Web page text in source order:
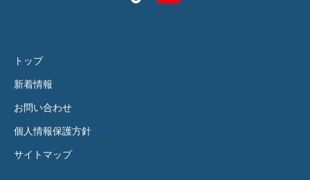
トップ
新着情報
お問い合わせ
個人情報保護方針
サイトマップ